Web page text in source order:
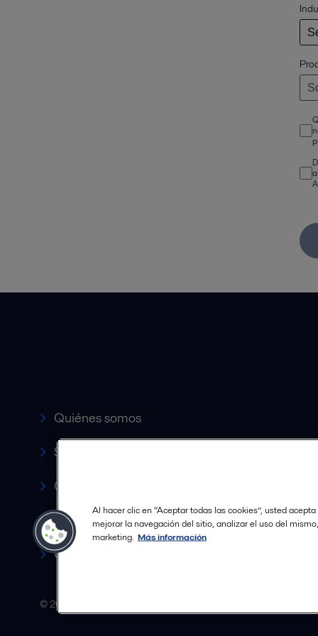
Quiénes somos
Servicio y soporte
Canales de Venta Autorizados
Revista HERE
Carrera
© 2015-2026ALFA LAVAL
Al hacer clic en “Aceptar todas las cookies”, usted
mejorar la navegación del sitio, analizar el uso del
marketing. Más información